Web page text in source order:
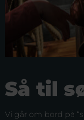
Så til
Vi går om bord på